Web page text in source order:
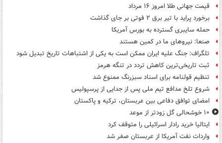
قیمت جهانی طلا امروز ۱۶ مرداد
برخورد پراید با تیر برق ۲ فوتی بر جای گذاشت
حمله سایبری گسترده به بورس آمریکا
صنعا: نیروهای ما در کمین‌ هستند
تلگراف: جنگ علیه ایران ممکن است به یکی از اشتباهات تاریخ تبدیل شود
ثبت تاریخی‌ترین کاهش تردد در تنگه هرمز
تنظیم قولنامه برای اسناد سبزرنگ ممنوع شد
شروع تلخ مدافع تیم ملی پس از جدایی از پرسپولیس
امضای توافق دفاعی بین عربستان، ترکیه و پاکستان
۱۰ خوشحالی گل زودتر از موعد
ایتالیا خرید رادار اسرائیلی را متوقف کرد
واردات نفت آمریکا از عربستان صفر شد